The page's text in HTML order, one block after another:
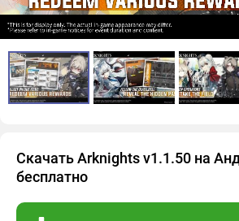
Скачать Arknights v1.1.50 на
бесплатно